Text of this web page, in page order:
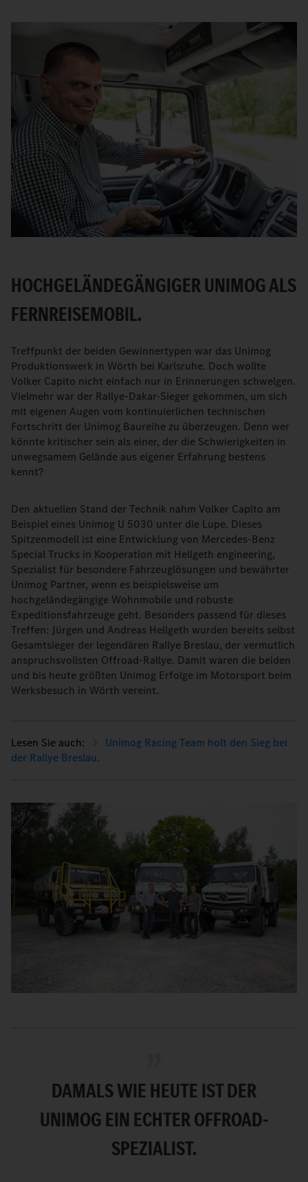
HOCHGELÄNDEGÄNGIGER UNIMOG ALS
FERNREISEMOBIL.
Treffpunkt der beiden Gewinnertypen war das Unimog
Produktionswerk in Wörth bei Karlsruhe. Doch wollte
Volker Capito nicht einfach nur in Erinnerungen schwelgen.
Vielmehr war der Rallye-Dakar-Sieger gekommen, um sich
mit eigenen Augen vom kontinuierlichen technischen
Fortschritt der Unimog Baureihe zu überzeugen. Denn wer
könnte kritischer sein als einer, der die Schwierigkeiten in
unwegsamem Gelände aus eigener Erfahrung bestens
kennt?
Den aktuellen Stand der Technik nahm Volker Capito am
Beispiel eines Unimog U 5030 unter die Lupe. Dieses
Spitzenmodell ist eine Entwicklung von Mercedes-Benz
Special Trucks in Kooperation mit Hellgeth engineering,
Spezialist für besondere Fahrzeuglösungen und bewährter
Unimog Partner, wenn es beispielsweise um
hochgeländegängige Wohnmobile und robuste
Expeditionsfahrzeuge geht. Besonders passend für dieses
Treffen: Jürgen und Andreas Hellgeth wurden bereits selbst
Gesamtsieger der legendären Rallye Breslau, der vermutlich
anspruchsvollsten Offroad-Rallye. Damit waren die beiden
und bis heute größten Unimog Erfolge im Motorsport beim
Werksbesuch in Wörth vereint.
Unimog Racing Team holt den Sieg bei
der Rallye Breslau.
DAMALS WIE HEUTE IST DER
UNIMOG EIN ECHTER OFFROAD-
SPEZIALIST.